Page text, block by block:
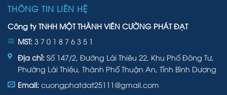
THÔNG TIN LIÊN HỆ
Công ty TNHH MỘT THÀNH VIÊN CƯỜNG PHÁT ĐẠT
MST: 3 7 0 1 8 7 6 3 5 1
Địa chỉ: Số 147/2, Đường Lái Thiêu 22, Khu Phố Đông Tư,
Phường Lái Thiêu, Thành Phố Thuận An, Tỉnh Bình Dương
Email: cuongphatdat25111@gmail.com